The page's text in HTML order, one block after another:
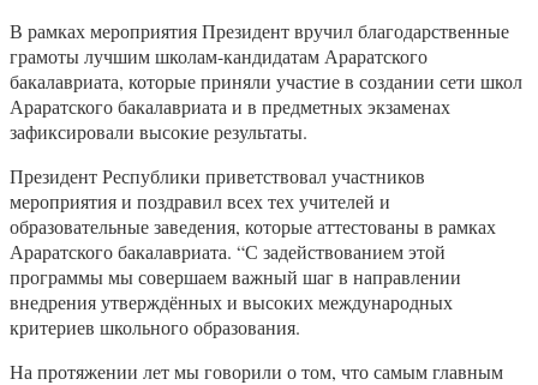
В рамках мероприятия Президент вручил благодарственные
грамоты лучшим школам-кандидатам Араратского
бакалавриата, которые приняли участие в создании сети школ
Араратского бакалавриата и в предметных экзаменах
зафиксировали высокие результаты.
Президент Республики приветствовал участников
мероприятия и поздравил всех тех учителей и
образовательные заведения, которые аттестованы в рамках
Араратского бакалавриата. “С задействованием этой
программы мы совершаем важный шаг в направлении
внедрения утверждённых и высоких международных
критериев школьного образования.
На протяжении лет мы говорили о том, что самым главным